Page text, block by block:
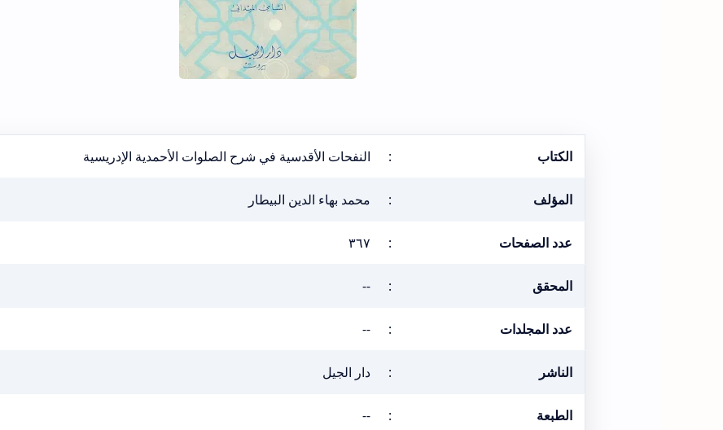
الكتاب : النفحات الأقدسية في شرح الصلوات الأحمدية الإدريسية
المؤلف : محمد بهاء الدين البيطار
عدد الصفحات : ٣٦٧
المحقق :
--
عدد المجلدات :
--
الناشر : دار الجيل
الطبعة :
--